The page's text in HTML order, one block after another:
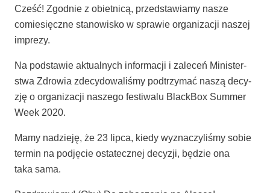
Cześć! Zgod­nie z obiet­ni­cą, przed­sta­wia­my nasze
comie­sięcz­ne sta­no­wi­sko w spra­wie orga­ni­za­cji naszej
imprezy.
Na pod­sta­wie aktu­al­nych infor­ma­cji i zale­ceń Mini­ster­
stwa Zdro­wia zde­cy­do­wa­li­śmy pod­trzy­mać naszą decy­
zję o orga­ni­za­cji nasze­go festi­wa­lu Black­Box Sum­mer
Week 2020.
Mamy nadzie­ję, że 23 lip­ca, kie­dy wyzna­czy­li­śmy sobie
ter­min na pod­ję­cie osta­tecz­nej decy­zji, będzie ona
taka sama.